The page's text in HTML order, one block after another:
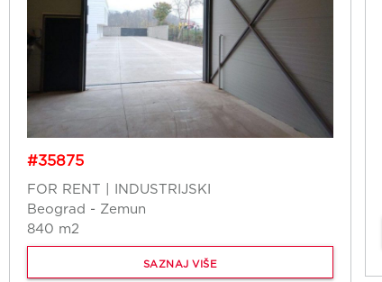
#35875
FOR RENT | INDUSTRIJSKI
Beograd - Zemun
840 m2
SAZNAJ VIŠE